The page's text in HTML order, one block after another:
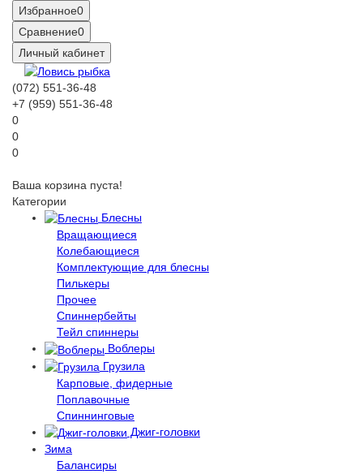
Избранное0
Сравнение0
Личный кабинет
(072) 551-36-48
+7 (959) 551-36-48
0
0
0
Ваша корзина пуста!
Категории
Блесны
Вращающиеся
Колебающиеся
Комплектующие для блесны
Пилькеры
Прочее
Спиннербейты
Тейл спиннеры
Воблеры
Грузила
Карповые, фидерные
Поплавочные
Спиннинговые
Джиг-головки
Зима
Балансиры